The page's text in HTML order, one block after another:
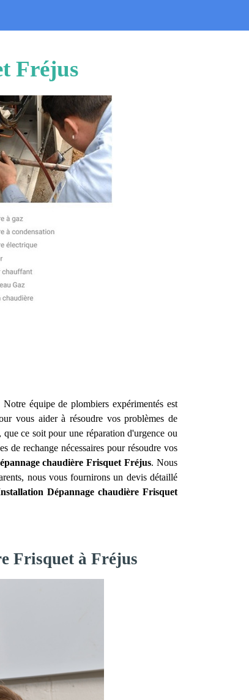
Fréjus
équipe de plombiers expérimentés est
vous aider à résoudre vos problèmes de
que ce soit pour une réparation d'urgence ou
de rechange nécessaires pour résoudre vos
chaudière Frisquet Fréjus. Nous
nous vous fournirons un devis détaillé
Dépannage chaudière Frisquet
Frisquet à Fréjus